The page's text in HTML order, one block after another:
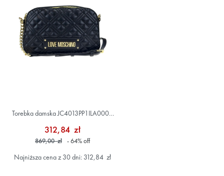
Torebka damska JC4013PP1ILA0000
312,84 zł
869,00 zł - 64%off
Najniższa cena z 30 dni: 312,84 zł